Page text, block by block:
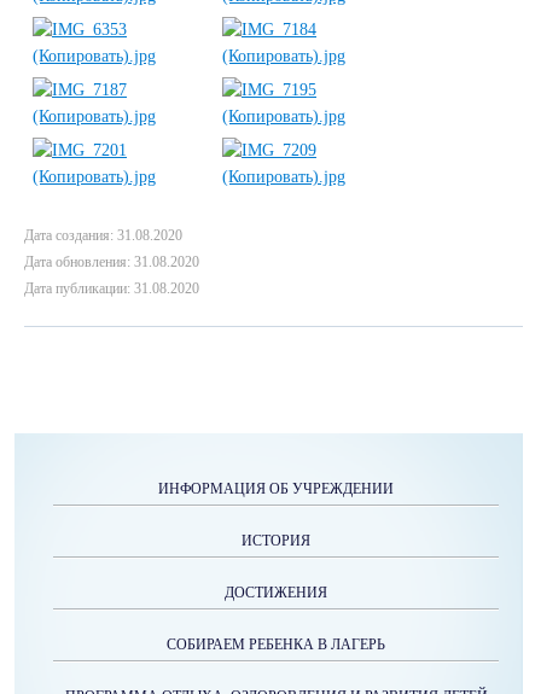
Дата создания: 31.08.2020
Дата обновления: 31.08.2020
Дата публикации: 31.08.2020
ИНФОРМАЦИЯ ОБ УЧРЕЖДЕНИИ
ИСТОРИЯ
ДОСТИЖЕНИЯ
СОБИРАЕМ РЕБЕНКА В ЛАГЕРЬ